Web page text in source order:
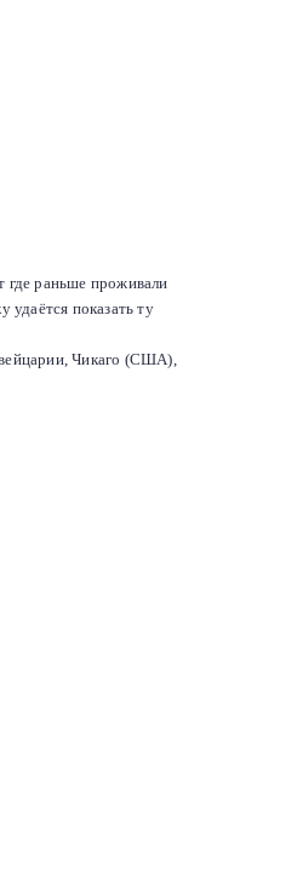
где раньше проживали
показать ту
Чикаго (США),